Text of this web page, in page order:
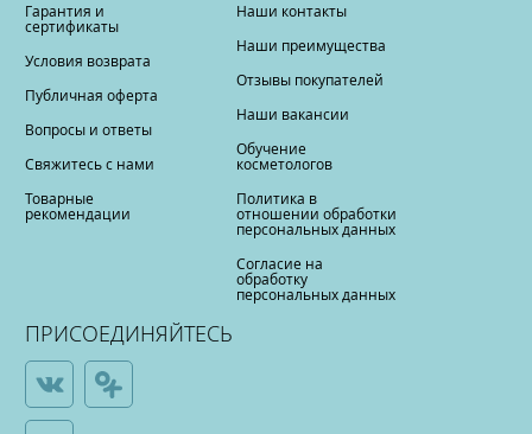
Гарантия и
сертификаты
Условия возврата
Публичная оферта
Вопросы и ответы
Свяжитесь с нами
Товарные
рекомендации
Наши контакты
Наши преимущества
Отзывы покупателей
Наши вакансии
Обучение
косметологов
Политика в
отношении обработки
персональных данных
Согласие на
обработку
персональных данных
ПРИСОЕДИНЯЙТЕСЬ